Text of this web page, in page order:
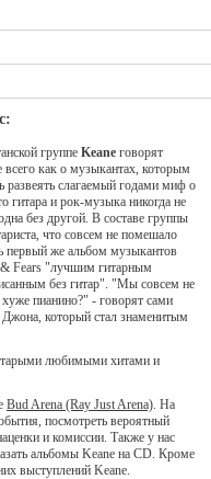
группе Keane говорят
всего как о музыкантах, которым
развеять слагаемый годами миф о
гитара и рок-музыка никогда не
без другой. В составе группы
что совсем не помешало
первый же альбом музыкантов
Fears "лучшим гитарным
без гитар". "Мы совсем не
пианино?" - говорят сами
который стал знаменитым
любимыми хитами и
Bud Arena (Ray Just Arena). На
посмотреть вероятный
и комиссии. Также у нас
альбомы Keane на CD. Кроме
выступлений Keane.